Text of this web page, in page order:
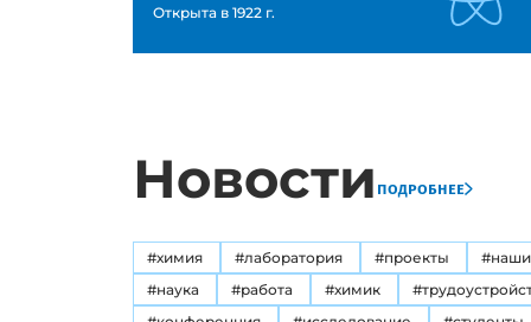
Открыта в 1922 г.
Новости подробнее
#химия #лаборатория #проекты #наши
#наука
#работа #химик